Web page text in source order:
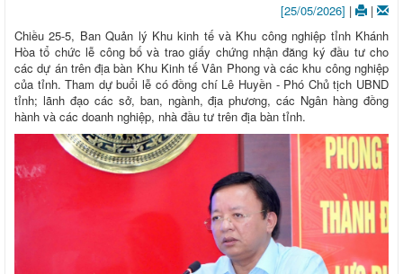
[25/05/2026] |
|
Chiều 25-5, Ban Quản lý Khu kinh tế và Khu công nghiệp tỉnh Khánh
Hòa tổ chức lễ công bố và trao giấy chứng nhận đăng ký đầu tư cho
các dự án trên địa bàn Khu Kinh tế Vân Phong và các khu công nghiệp
của tỉnh. Tham dự buổi lễ có đồng chí Lê Huyền - Phó Chủ tịch UBND
tỉnh; lãnh đạo các sở, ban, ngành, địa phương, các Ngân hàng đồng
hành và các doanh nghiệp, nhà đầu tư trên địa bàn tỉnh.